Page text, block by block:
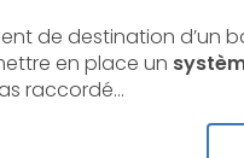
de destination d’un
en place un
raccordé…